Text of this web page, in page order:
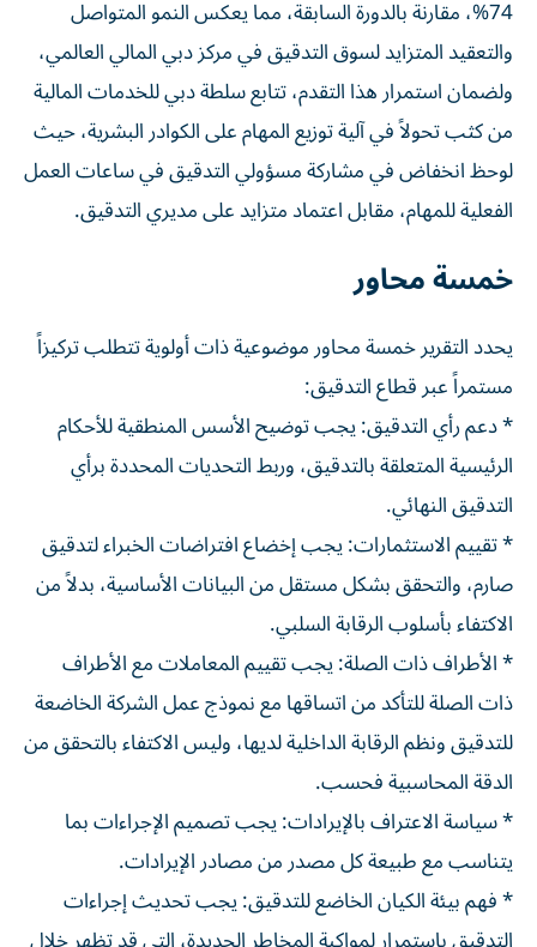
74%، مقارنة بالدورة السابقة، مما يعكس النمو المتواصل
والتعقيد المتزايد لسوق التدقيق في مركز دبي المالي العالمي،
ولضمان استمرار هذا التقدم، تتابع سلطة دبي للخدمات المالية
من كثب تحولاً في آلية توزيع المهام على الكوادر البشرية، حيث
لوحظ انخفاض في مشاركة مسؤولي التدقيق في ساعات العمل
الفعلية للمهام، مقابل اعتماد متزايد على مديري التدقيق.
خمسة محاور
يحدد التقرير خمسة محاور موضوعية ذات أولوية تتطلب تركيزاً
مستمراً عبر قطاع التدقيق:
* دعم رأي التدقيق: يجب توضيح الأسس المنطقية للأحكام
الرئيسية المتعلقة بالتدقيق، وربط التحديات المحددة برأي
التدقيق النهائي.
* تقييم الاستثمارات: يجب إخضاع افتراضات الخبراء لتدقيق
صارم، والتحقق بشكل مستقل من البيانات الأساسية، بدلاً من
الاكتفاء بأسلوب الرقابة السلبي.
* الأطراف ذات الصلة: يجب تقييم المعاملات مع الأطراف
ذات الصلة للتأكد من اتساقها مع نموذج عمل الشركة الخاضعة
للتدقيق ونظم الرقابة الداخلية لديها، وليس الاكتفاء بالتحقق من
الدقة المحاسبية فحسب.
* سياسة الاعتراف بالإيرادات: يجب تصميم الإجراءات بما
يتناسب مع طبيعة كل مصدر من مصادر الإيرادات.
* فهم بيئة الكيان الخاضع للتدقيق: يجب تحديث إجراءات